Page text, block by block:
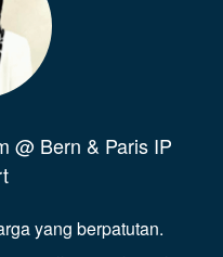
@ Bern & Paris IP
yang berpatutan.